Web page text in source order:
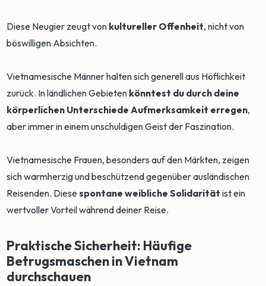
Diese Neugier zeugt von kultureller Offenheit, nicht von
böswilligen Absichten.
Vietnamesische Männer halten sich generell aus Höflichkeit
zurück. In ländlichen Gebieten könntest du durch deine
körperlichen Unterschiede Aufmerksamkeit erregen,
aber immer in einem unschuldigen Geist der Faszination.
Vietnamesische Frauen, besonders auf den Märkten, zeigen
sich warmherzig und beschützend gegenüber ausländischen
Reisenden. Diesespontane weibliche Solidarität ist ein
wertvoller Vorteil während deiner Reise.
Praktische Sicherheit: Häufige
Betrugsmaschen in Vietnam
durchschauen